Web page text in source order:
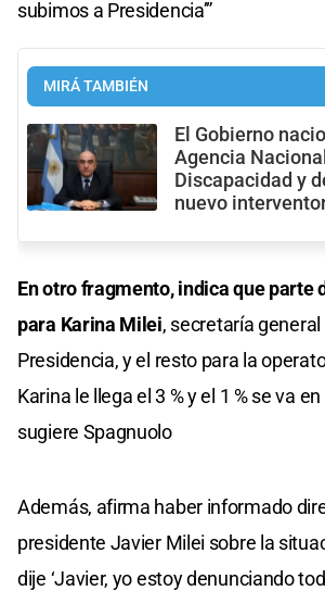
subimos a Presidencia’”
MIRÁ TAMBIÉN
El Gobierno
Agencia
Discapacidad y
nuevo
En otro fragmento, indica que parte
para Karina Milei, secretaría general
Presidencia, y el resto para la
Karina le llega el 3 % y el 1 % se va
sugiere Spagnuolo
Además, afirma haber informado
presidente Javier Milei sobre la
dije ‘Javier, yo estoy denunciando